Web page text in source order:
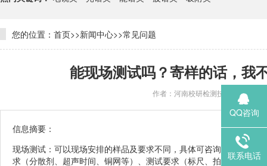
您的位置： 首页>>新闻中心>>常见问题
能现场测试吗？寄样的话，我
作者：河南校研检测技术有限公司
信息摘要：
现场测试：可以现场安排的样品及要求不同，具体可咨询当地的对
求（分散剂、超声时间、铜网等）、测试要求（标尺、拍摄位置、形
QQ咨询
联系电话